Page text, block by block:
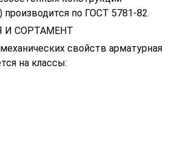
производится по ГОСТ 5781-82.
И СОРТАМЕНТ
свойств арматурная
на классы: